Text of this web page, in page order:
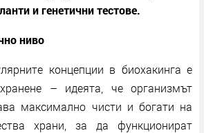
и генетични тестове.
ниво
концепции в биохакинга е
– идеята, че организмът
максимално чисти и богати на
храни, за да функционират